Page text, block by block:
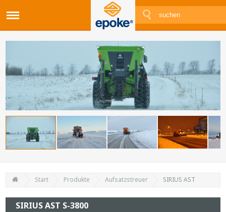
Start Produkte Aufsatzstreuer SIRIUS AST
SIRIUS AST S-3800